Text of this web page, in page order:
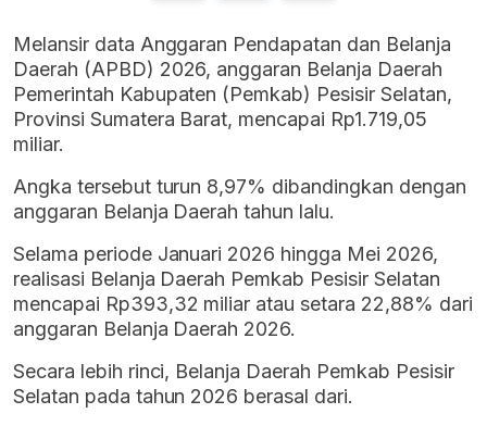
Melansir data Anggaran Pendapatan dan Belanja
Daerah (APBD) 2026, anggaran Belanja Daerah
Pemerintah Kabupaten (Pemkab) Pesisir Selatan,
Provinsi Sumatera Barat, mencapai Rp1.719,05
miliar.
Angka tersebut turun 8,97% dibandingkan dengan
anggaran Belanja Daerah tahun lalu.
Selama periode Januari 2026 hingga Mei 2026,
realisasi Belanja Daerah Pemkab Pesisir Selatan
mencapai Rp393,32 miliar atau setara 22,88% dari
anggaran Belanja Daerah 2026.
Secara lebih rinci, Belanja Daerah Pemkab Pesisir
Selatan pada tahun 2026 berasal dari.